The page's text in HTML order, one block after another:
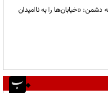
«خیابان‌ها را به ناامیدان